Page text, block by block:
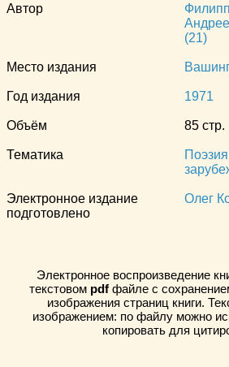
Автор
(21)
Место издания
Год издания 1971
Объём 85 стр.
Тематика
Электронное издание
подготовлено
Олег
Электронное воспроизведение
текстовом pdfфайле с
изображения страниц книги.
изображением: по файлу можно
копировать для